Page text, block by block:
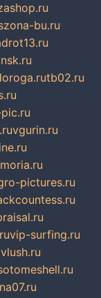
bu.ru
tb02.ru
vgurin.ru
pictures.ru
vip-surfing.ru